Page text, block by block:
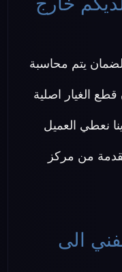
يتم محاسبة
الغيار اصلية
نعطي العميل
من مركز
الى